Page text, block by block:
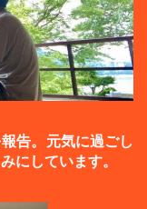
告。元気に過ごし
にしています。